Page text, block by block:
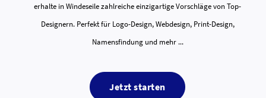
erhalte in Windeseile zahlreiche einzigartige Vorschläge von Top-
Designern. Perfekt für Logo-Design, Webdesign, Print-Design,
Namensfindung und mehr ...
Jetzt starten